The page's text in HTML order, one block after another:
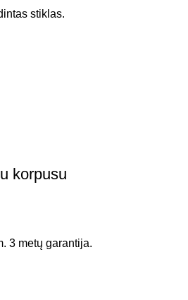
stiklas.
korpusu
3 metų garantija.